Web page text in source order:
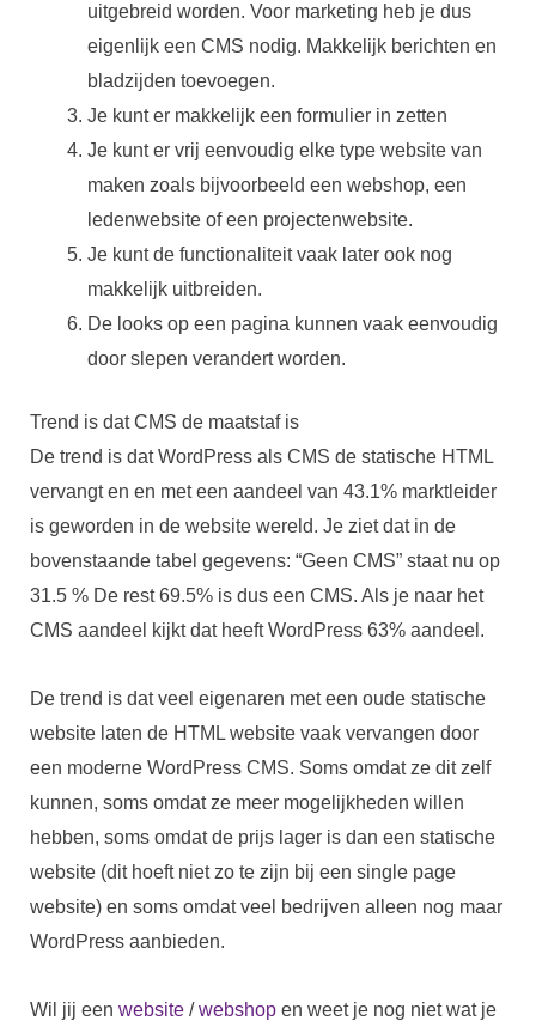
uitgebreid worden. Voor marketing heb je dus
eigenlijk een CMS nodig. Makkelijk berichten en
bladzijden toevoegen.
Je kunt er makkelijk een formulier in zetten
Je kunt er vrij eenvoudig elke type website van
maken zoals bijvoorbeeld een webshop, een
ledenwebsite of een projectenwebsite.
Je kunt de functionaliteit vaak later ook nog
makkelijk uitbreiden.
De looks op een pagina kunnen vaak eenvoudig
door slepen verandert worden.
Trend is dat CMS de maatstaf is
De trend is dat WordPress als CMS de statische HTML
vervangt en en met een aandeel van 43.1% marktleider
is geworden in de website wereld. Je ziet dat in de
bovenstaande tabel gegevens: “Geen CMS” staat nu op
31.5 % De rest 69.5% is dus een CMS. Als je naar het
CMS aandeel kijkt dat heeft WordPress 63% aandeel.
De trend is dat veel eigenaren met een oude statische
website laten de HTML website vaak vervangen door
een moderne WordPress CMS. Soms omdat ze dit zelf
kunnen, soms omdat ze meer mogelijkheden willen
hebben, soms omdat de prijs lager is dan een statische
website (dit hoeft niet zo te zijn bij een single page
website) en soms omdat veel bedrijven alleen nog maar
WordPress aanbieden.
Wil jij een website/webshopen weet je nog niet wat je